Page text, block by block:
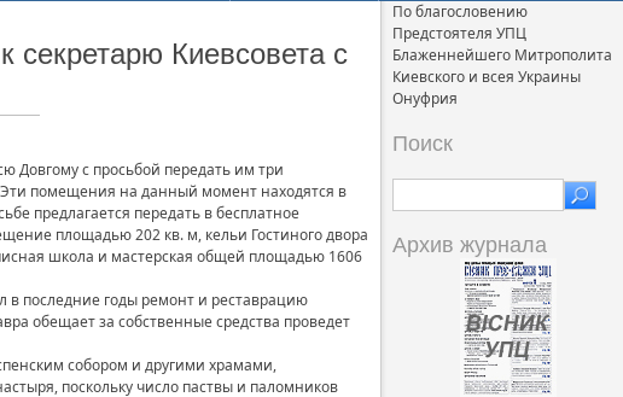
Киевсовета с
Довгому с просьбой передать им три
помещения на данный момент находятся в
предлагается передать в бесплатное
площадью 202 кв. м, кельи Гостиного двора
школа и мастерская общей площадью 1606
в последние годы ремонт и реставрацию
обещает за собственные средства проведет
собором и другими храмами,
поскольку число паствы и паломников
По благословению
Предстоятеля УПЦ
Блаженнейшего Митрополита
Киевского и всея Украины
Онуфрия
Поиск
Архив журнала